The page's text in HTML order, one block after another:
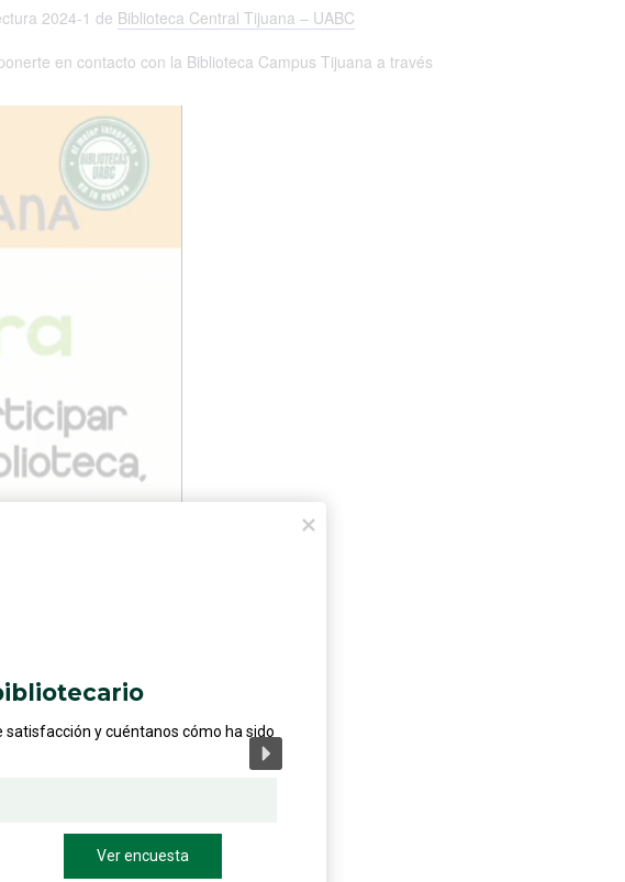
2024-1 de Biblioteca Central Tijuana – UABC
en contacto con la Biblioteca Campus Tijuana a través
satisfacción y cuéntanos cómo ha sido
Ver encuesta